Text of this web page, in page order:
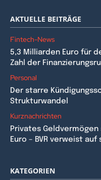
AKTUELLE BEITRÄGE
Fintech-News
5,3 Milliarden Euro für
Zahl der
Personal
Der starre
Strukturwandel
Kurznachrichten
Privates
Euro – BVR verweist
KATEGORIEN